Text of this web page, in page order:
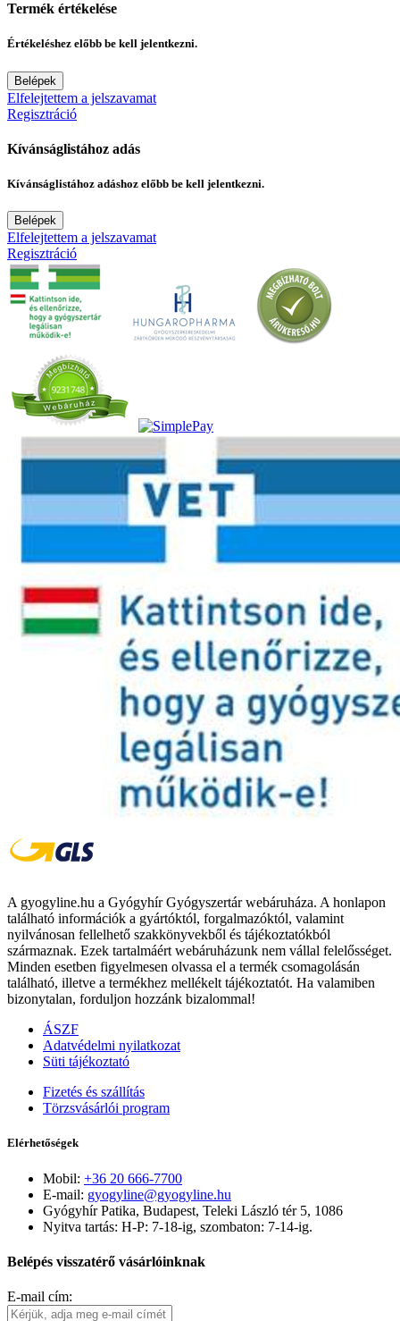
Termék értékelése
Értékeléshez előbb be kell jelentkezni.
Belépek
Elfelejtettem a jelszavamat
Regisztráció
Kívánságlistához adás
Kívánságlistához adáshoz előbb be kell jelentkezni.
Belépek
Elfelejtettem a jelszavamat
Regisztráció
A gyogyline.hu a Gyógyhír Gyógyszertár webáruháza. A honlapon
található információk a gyártóktól, forgalmazóktól, valamint
nyilvánosan fellelhető szakkönyvekből és tájékoztatókból
származnak. Ezek tartalmáért webáruházunk nem vállal felelősséget.
Minden esetben figyelmesen olvassa el a termék csomagolásán
található, illetve a termékhez mellékelt tájékoztatót. Ha valamiben
bizonytalan, forduljon hozzánk bizalommal!
ÁSZF
Adatvédelmi nyilatkozat
Süti tájékoztató
Fizetés és szállítás
Törzsvásárlói program
Elérhetőségek
Mobil: +36 20 666-7700
E-mail: gyogyline@gyogyline.hu
Gyógyhír Patika, Budapest, Teleki László tér 5, 1086
Nyitva tartás: H-P: 7-18-ig, szombaton: 7-14-ig.
Belépés visszatérő vásárlóinknak
E-mail cím: